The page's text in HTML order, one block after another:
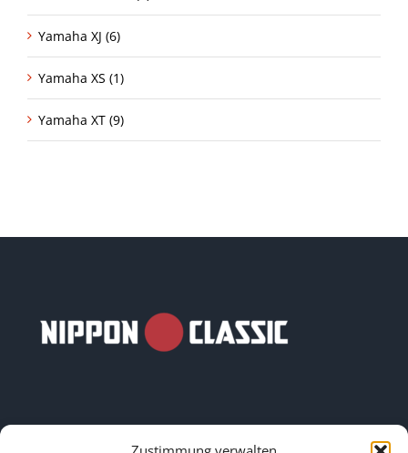
Yamaha XJ (6)
Yamaha XS (1)
Yamaha XT (9)